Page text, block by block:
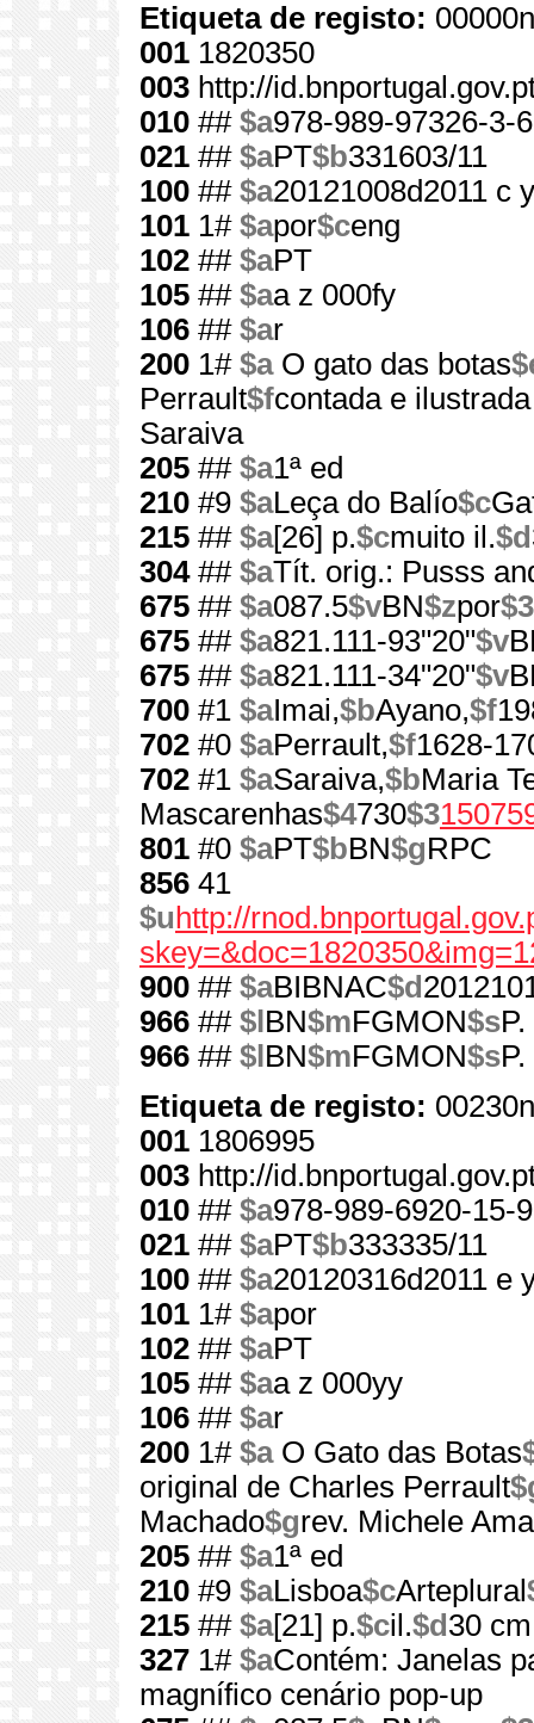
Etiqueta de registo:
001 1820350
003 http://
010 ## $a978-989-97326-3-6
021 ## $aPT$b331603/11
100 ## $a20121008d2011 c
101 1# $apor$ceng
102 ## $aPT
105 ## $aa z 000fy
106 ## $ar
200 1# $aO gato das botas
Perrault$fcontada e
Saraiva
205 ## $a1ª ed
210 #9 $aLeça do Balío$c
215 ## $a[26] p.$cmuito il.$d
304## $aTít. orig.: Pusss
675 ## $a087.5$vBN$zpor$3
675 ## $a821.111-93"20"$v
675 ## $a821.111-34"20"$v
700 #1 $aImai,$bAyano,$f
702 #0 $aPerrault,$f1628-
702 #1 $aSaraiva,$bMaria
Mascarenhas$4730$3
801 #0 $aPT$bBN$gRPC
856 41
$u http://
900 ## $aBIBNAC$d
966 ## $l BN$mFGMON$s
966 ## $l BN$mFGMON$s
Etiqueta de registo:
001 1806995
003 http://
010 ## $a978-989-6920-15-9
021 ## $aPT$b333335/11
100 ## $a20120316d2011 e
101 1# $apor
102 ## $aPT
105 ## $aa z 000yy
106 ## $ar
200 1# $aO Gato das Botas
original de Charles Perrault
Machado$grev. Michele
205 ## $a1ª ed
210 #9 $aLisboa$cArteplural
215 ## $a[21] p.$cil.$d 30 cm
327 1# $aContém: Janelas
magnífico cenário pop-up